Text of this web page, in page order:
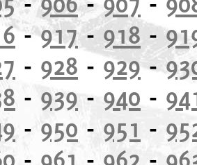
-917-918 -
- 928 - 929-
- 939- 940 -
- 950 - 951 -